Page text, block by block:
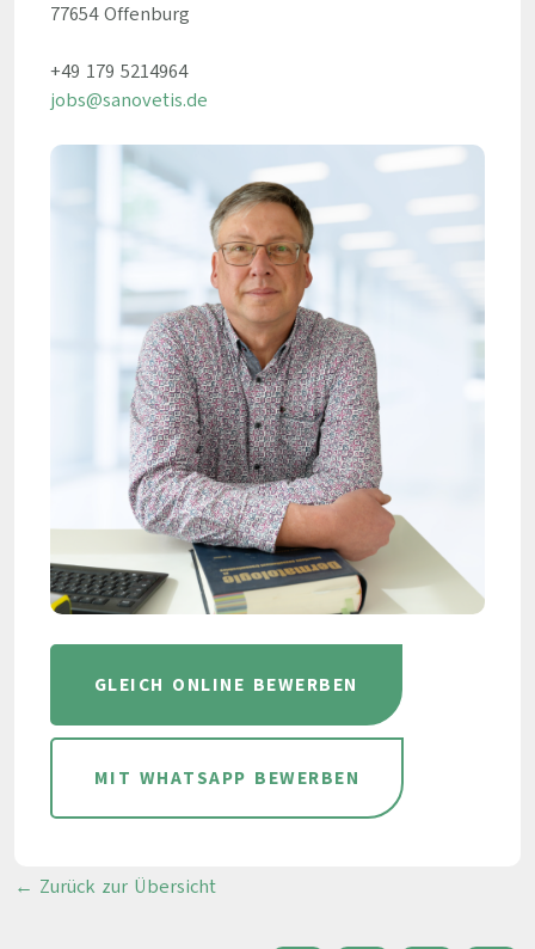
77654 Offenburg
+49 179 5214964
jobs@sanovetis.de
GLEICH ONLINE BEWERBEN
MIT WHATSAPP BEWERBEN
← Zurück zur Übersicht